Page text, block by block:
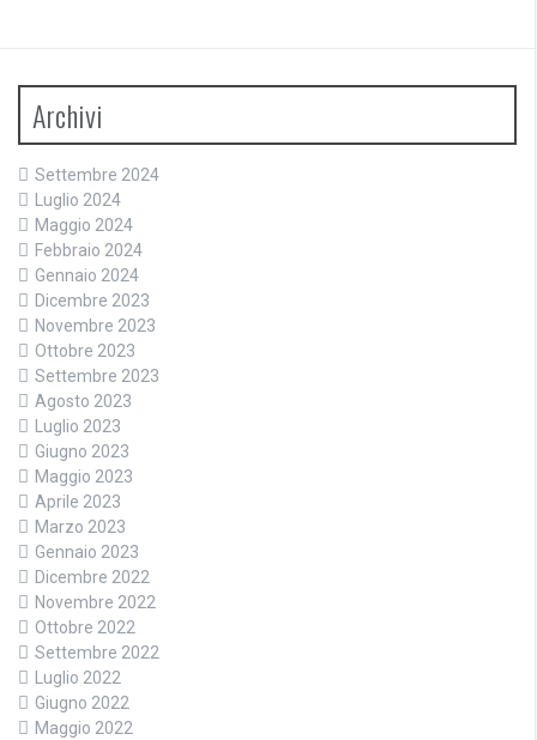
Archivi
Settembre 2024
Luglio 2024
Maggio 2024
Febbraio 2024
Gennaio 2024
Dicembre 2023
Novembre 2023
Ottobre 2023
Settembre 2023
Agosto 2023
Luglio 2023
Giugno 2023
Maggio 2023
Aprile 2023
Marzo 2023
Gennaio 2023
Dicembre 2022
Novembre 2022
Ottobre 2022
Settembre 2022
Luglio 2022
Giugno 2022
Maggio 2022